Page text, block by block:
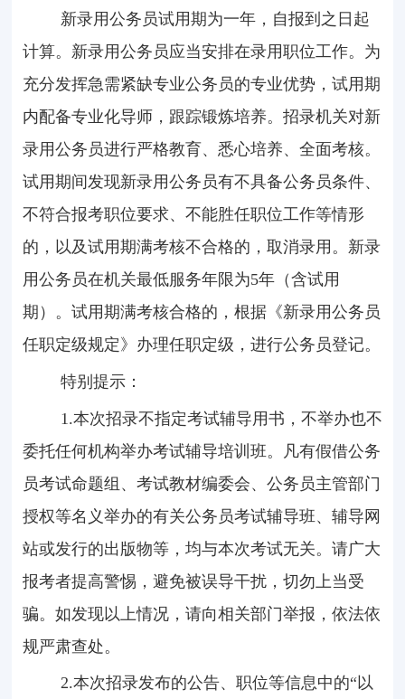
新录用公务员试用期为一年，自报到之日起
计算。新录用公务员应当安排在录用职位工作。为
充分发挥急需紧缺专业公务员的专业优势，试用期
内配备专业化导师，跟踪锻炼培养。招录机关对新
录用公务员进行严格教育、悉心培养、全面考核。
试用期间发现新录用公务员有不具备公务员条件、
不符合报考职位要求、不能胜任职位工作等情形
的，以及试用期满考核不合格的，取消录用。新录
用公务员在机关最低服务年限为5年（含试用
期）。 试用期满考核合格的，根据《新录用公务员
任职定级规定》 办理任职定级，进行公务员登记。
特别提示：
1.本次招录不指定考试辅导用书，不举办也不
委托任何机构举办考试辅导培训班。凡有假借公务
员考试命题组、考试教材编委会、公务员主管部门
授权等名义举办的有关公务员考试辅导班、辅导网
站或发行的出版物等，均与本次考试无关。请广大
报考者提高警惕，避免被误导干扰，切勿上当受
骗。如发现以上情况，请向相关部门举报，依法依
规严肃查处。
2.本次招录发布的公告、职位等信息中的“以